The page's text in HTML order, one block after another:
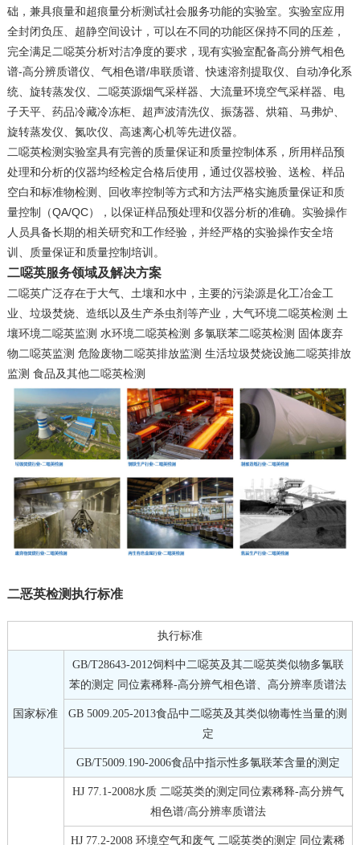
础，兼具痕量和超痕量分析测试社会服务功能的实验室。实验室应用
全封闭负压、超静空间设计，可以在不同的功能区保持不同的压差，
完全满足二噁英分析对洁净度的要求，现有实验室配备高分辨气相色
谱-高分辨质谱仪、气相色谱/串联质谱、快速溶剂提取仪、自动净化系
统、旋转蒸发仪、二噁英源烟气采样器、大流量环境空气采样器、电
子天平、药品冷藏冷冻柜、超声波清洗仪、振荡器、烘箱、马弗炉、
旋转蒸发仪、氮吹仪、高速离心机等先进仪器。
二噁英检测实验室具有完善的质量保证和质量控制体系，所用样品预
处理和分析的仪器均经检定合格后使用，通过仪器校验、送检、样品
空白和标准物检测、回收率控制等方式和方法严格实施质量保证和质
量控制（QA/QC），以保证样品预处理和仪器分析的准确。实验操作
人员具备长期的相关研究和工作经验，并经严格的实验操作安全培
训、质量保证和质量控制培训。
二噁英服务领域及解决方案
二噁英广泛存在于大气、土壤和水中，主要的污染源是化工冶金工
业、垃圾焚烧、造纸以及生产杀虫剂等产业， 大气环境二噁英检测 土
壤环境二噁英监测 水环境二噁英检测 多氯联苯二噁英检测 固体废弃
物二噁英监测 危险废物二噁英排放监测 生活垃圾焚烧设施二噁英排放
监测 食品及其他二噁英检测
二恶英检测执行标准
执行标准
国家标准
GB/T28643-2012饲料中二噁英及其二噁英类似物多氯联
苯的测定 同位素稀释-高分辨气相色谱、高分辨率质谱法
GB 5009.205-2013食品中二噁英及其类似物毒性当量的测
定
GB/T5009.190-2006食品中指示性多氯联苯含量的测定
HJ 77.1-2008水质 二噁英类的测定同位素稀释-高分辨气
相色谱/高分辨率质谱法
HJ 77.2-2008 环境空气和废气 二噁英类的测定 同位素稀